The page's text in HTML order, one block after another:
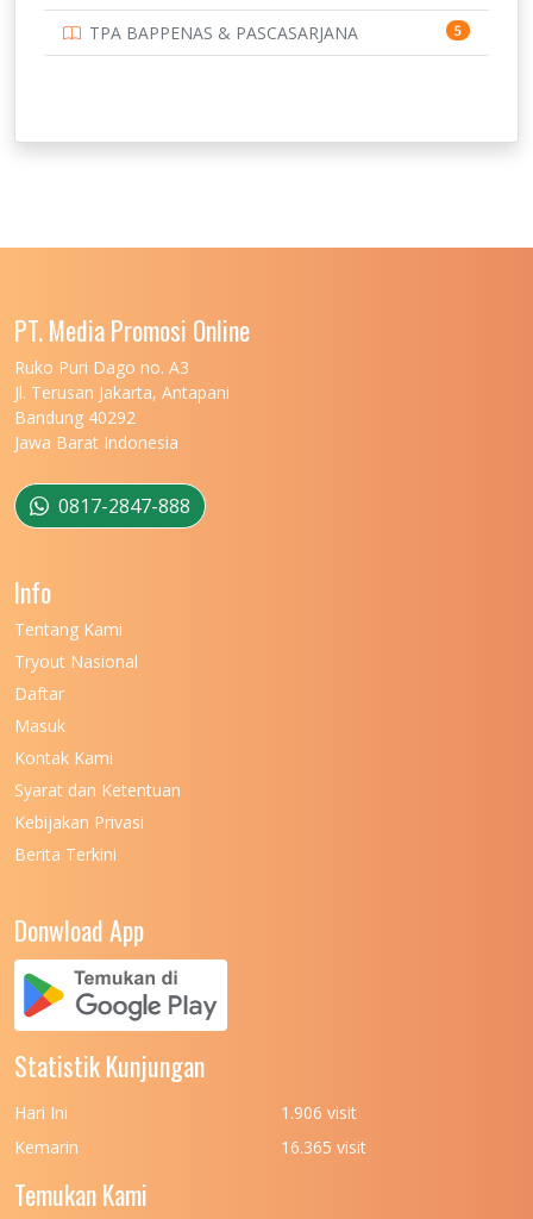
TPA BAPPENAS & PASCASARJANA 5
PT. Media Promosi Online
Ruko Puri Dago no. A3
Jl. Terusan Jakarta, Antapani
Bandung 40292
Jawa Barat Indonesia
0817-2847-888
Info
Tentang Kami
Tryout Nasional
Daftar
Masuk
Kontak Kami
Syarat dan Ketentuan
Kebijakan Privasi
Berita Terkini
Donwload App
Statistik Kunjungan
Hari Ini
1.906 visit
Kemarin
16.365 visit
Temukan Kami